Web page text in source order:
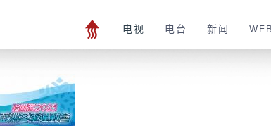
电视 电台 新闻